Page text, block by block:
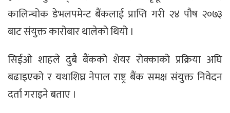
कालिन्चोक डेभलपमेन्ट बैंकलाई प्राप्ति गरी २४ पौष २०७३
बाट संयुक्त कारोबार थालेको थियो ।
सिईओ शाहले दुबै बैंकको शेयर रोक्काको प्रक्रिया अघि
बढाइएको र यथाशिघ्र नेपाल राष्ट्र बैंक समक्ष संयुक्त निवेदन
दर्ता गराइने बताए ।